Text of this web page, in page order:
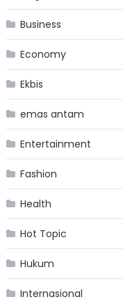
Business
Economy
Ekbis
emas antam
Entertainment
Fashion
Health
Hot Topic
Hukum
Internasional